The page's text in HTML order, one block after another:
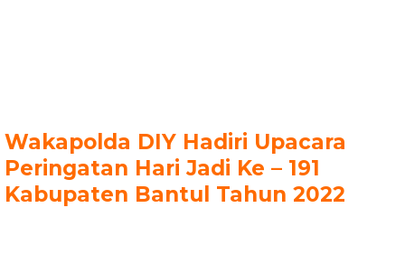
Wakapolda DIY Hadiri Upacara
Peringatan Hari Jadi Ke – 191
Kabupaten Bantul Tahun 2022